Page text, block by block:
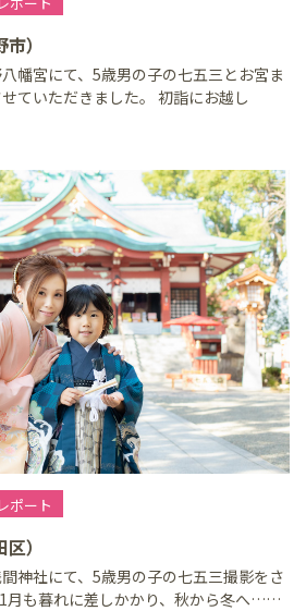
）
幡宮にて、5歳男の子の七五三とお宮ま
ていただきました。 初詣にお越し
ポート
）
神社にて、5歳男の子の七五三撮影をさ
月も暮れに差しかかり、秋から冬へ……